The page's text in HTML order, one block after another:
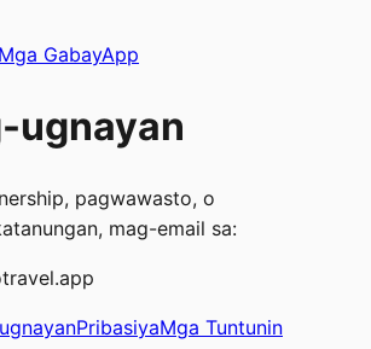
Mga GabayApp
ugnayan
pagwawasto, o
mag-email sa:
PribasiyaMga Tuntunin